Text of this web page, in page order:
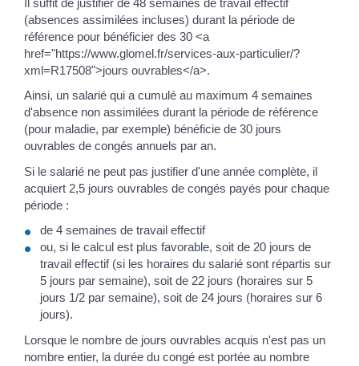
(absences assimilées incluses) durant la période de
référence pour bénéficier des 30 <a
href="https://www.glomel.fr/services-aux-particulier/?
xml=R17508">jours ouvrables</a>.
Ainsi, un salarié qui a cumulé au maximum 4 semaines
d'absence non assimilées durant la période de référence
(pour maladie, par exemple) bénéficie de 30 jours
ouvrables de congés annuels par an.
Si le salarié ne peut pas justifier d'une année complète, il
acquiert 2,5 jours ouvrables de congés payés pour chaque
période :
de 4 semaines de travail effectif
ou, si le calcul est plus favorable, soit de 20 jours de
travail effectif (si les horaires du salarié sont répartis sur
5 jours par semaine), soit de 22 jours (horaires sur 5
jours 1/2 par semaine), soit de 24 jours (horaires sur 6
jours).
Lorsque le nombre de jours ouvrables acquis n'est pas un
nombre entier, la durée du congé est portée au nombre